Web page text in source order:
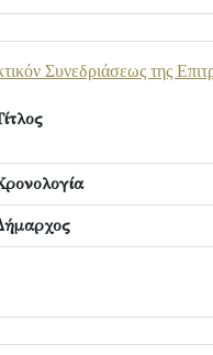
Συνεδριάσεως της